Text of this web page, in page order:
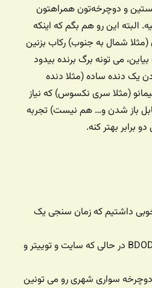
و دوچرخه‌تون همراهتون
البته این رو هم بگم که اینکه
شمال به جنوب) رکاب بزنین
می تونه برگ برنده بیدود
یک دنده ساده (مثلا دنده
(مثلا سری نکسوس) که نیاز
باز شدن و… هم نیست) تجربه
برابر بهتر کنه.
داشتیم که زمان سنجی یک
روی دوچرخه‌ها نوشته BDOD در حالی که سایت و توییتر و
سواری شهری رو می تونین